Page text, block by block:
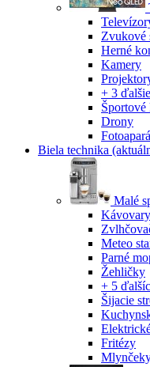
Zvukové
Herné
Kamery
+ 3 ďalšie
Športové
Drony
Biela technika
Malé
Meteo
Parné
Žehličky
+ 5
Šijacie
Fritézy